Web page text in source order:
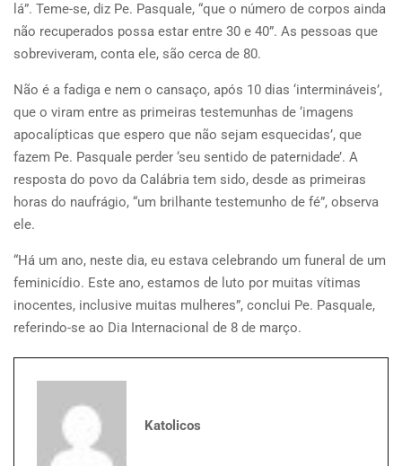
lá”. Teme-se, diz Pe. Pasquale, “que o número de corpos ainda
não recuperados possa estar entre 30 e 40”. As pessoas que
sobreviveram, conta ele, são cerca de 80.
Não é a fadiga e nem o cansaço, após 10 dias ‘intermináveis’,
que o viram entre as primeiras testemunhas de ‘imagens
apocalípticas que espero que não sejam esquecidas’, que
fazem Pe. Pasquale perder ‘seu sentido de paternidade’. A
resposta do povo da Calábria tem sido, desde as primeiras
horas do naufrágio, “um brilhante testemunho de fé”, observa
ele.
“Há um ano, neste dia, eu estava celebrando um funeral de um
feminicídio. Este ano, estamos de luto por muitas vítimas
inocentes, inclusive muitas mulheres”, conclui Pe. Pasquale,
referindo-se ao Dia Internacional de 8 de março.
Katolicos